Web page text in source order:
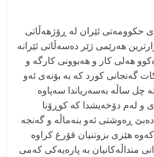
حکوومەتی ئێران لە ڕۆژهەڵاتی
هەرێمی ژێر دەسەڵاتی ئێرانە
هەلی کار و هەبوونی کارگە و
گەنجانی کورد کە بە بۆنەی ئەو
چل ساڵە بەسەریاندا سەپاوە
و لەم دۆخەیشدا کە کوڕۆنا
ڕەوشتی ئەو بنەماڵە و گەنجە
هێزی بزوتنیان قۆرغ کراوە
منداڵەکانیان بە پارەیەکی کەمی